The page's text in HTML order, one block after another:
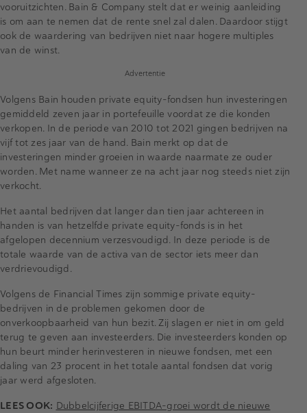
vooruitzichten. Bain & Company stelt dat er weinig aanleiding
is om aan te nemen dat de rente snel zal dalen. Daardoor stijgt
ook de waardering van bedrijven niet naar hogere multiples
van de winst.
Advertentie
Volgens Bain houden private equity-fondsen hun investeringen
gemiddeld zeven jaar in portefeuille voordat ze die konden
verkopen. In de periode van 2010 tot 2021 gingen bedrijven na
vijf tot zes jaar van de hand. Bain merkt op dat de
investeringen minder groeien in waarde naarmate ze ouder
worden. Met name wanneer ze na acht jaar nog steeds niet zijn
verkocht.
Het aantal bedrijven dat langer dan tien jaar achtereen in
handen is van hetzelfde private equity-fonds is in het
afgelopen decennium verzesvoudigd. In deze periode is de
totale waarde van de activa van de sector iets meer dan
verdrievoudigd.
Volgens de Financial Times zijn sommige private equity-
bedrijven in de problemen gekomen door de
onverkoopbaarheid van hun bezit. Zij slagen er niet in om geld
terug te geven aan investeerders. Die investeerders konden op
hun beurt minder herinvesteren in nieuwe fondsen, met een
daling van 23 procent in het totale aantal fondsen dat vorig
jaar werd afgesloten.
LEES OOK: Dubbelcijferige EBITDA-groei wordt de nieuwe